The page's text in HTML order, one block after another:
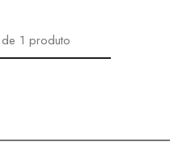
de 1 produto